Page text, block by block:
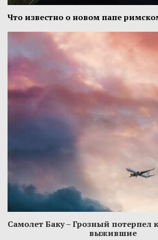
Что известно о новом папе
Самолет Баку – Грозный потерпел
выжившие